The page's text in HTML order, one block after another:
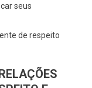
seus
de respeito